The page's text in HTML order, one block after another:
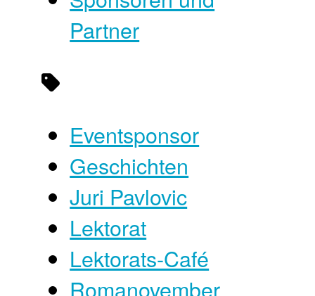
Partner
Eventsponsor
Geschichten
Juri Pavlovic
Lektorat
Lektorats-Café
Romanovember